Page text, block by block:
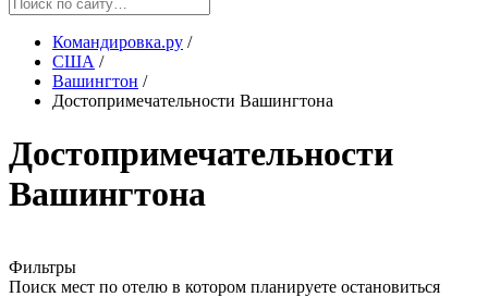
Командировка.ру /
США /
Вашингтон /
Достопримечательности Вашингтона
Достопримечательности
Вашингтона
Фильтры
Поиск мест по отелю в котором планируете остановиться